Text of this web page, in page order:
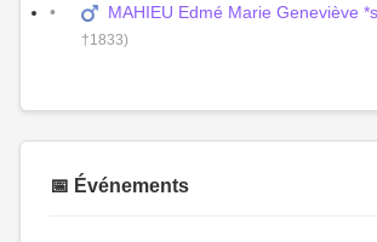
MAHIEU Edmé Marie Geneviève
†1833)
📅 Événements